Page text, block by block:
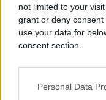
not limited to your
grant or deny
use your data for
consent section.
Personal Data
S tim u vezi
prepoznatljiv je
za prodati sve
glamura i skupoće.
života ono što je